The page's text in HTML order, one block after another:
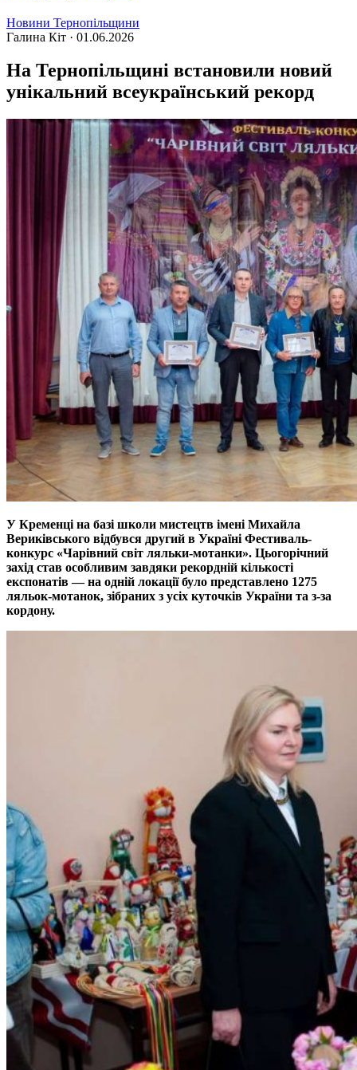
Новини Тернопільщини
Галина Кіт · 01.06.2026
На Тернопільщині встановили новий
унікальний всеукраїнський рекорд
У Кременці на базі школи мистецтв імені Михайла
Вериківського відбувся другий в Україні Фестиваль-
конкурс «Чарівний світ ляльки-мотанки». Цьогорічний
захід став особливим завдяки рекордній кількості
експонатів — на одній локації було представлено 1275
ляльок-мотанок, зібраних з усіх куточків України та з-за
кордону.